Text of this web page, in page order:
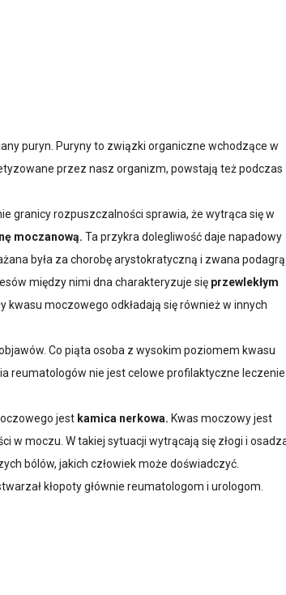
puryn. Puryny to związki organiczne wchodzące w
przez nasz organizm, powstają też podczas
granicy rozpuszczalności sprawia, że wytrąca się w
moczanową. Ta przykra dolegliwość daje napadowy
była za chorobę arystokratyczną i zwana
między nimi dna charakteryzuje się przewlekłym
kwasu moczowego odkładają się również w innych
Co piąta osoba z wysokim poziomem kwasu
reumatologów nie jest celowe profilaktyczne leczenie
jest kamica nerkowa. Kwas moczowy jest
w moczu. W takiej sytuacji wytrącają się złogi i
bólów, jakich człowiek może doświadczyć.
kłopoty głównie reumatologom i urologom.